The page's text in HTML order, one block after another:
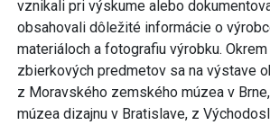
vznikali pri výskume alebo
obsahovali dôležité informácie o
materiáloch a fotografiu výrobku.
zbierkových predmetov sa na výstave
z Moravského zemského múzea v
múzea dizajnu v Bratislave, z